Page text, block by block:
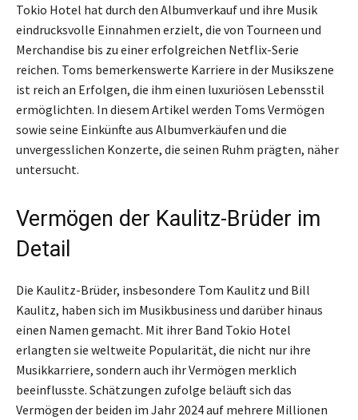
Tokio Hotel hat durch den Albumverkauf und ihre Musik
eindrucksvolle Einnahmen erzielt, die von Tourneen und
Merchandise bis zu einer erfolgreichen Netflix-Serie
reichen. Toms bemerkenswerte Karriere in der Musikszene
ist reich an Erfolgen, die ihm einen luxuriösen Lebensstil
ermöglichten. In diesem Artikel werden Toms Vermögen
sowie seine Einkünfte aus Albumverkäufen und die
unvergesslichen Konzerte, die seinen Ruhm prägten, näher
untersucht.
Vermögen der Kaulitz-Brüder im
Detail
Die Kaulitz-Brüder, insbesondere Tom Kaulitz und Bill
Kaulitz, haben sich im Musikbusiness und darüber hinaus
einen Namen gemacht. Mit ihrer Band Tokio Hotel
erlangten sie weltweite Popularität, die nicht nur ihre
Musikkarriere, sondern auch ihr Vermögen merklich
beeinflusste. Schätzungen zufolge beläuft sich das
Vermögen der beiden im Jahr 2024 auf mehrere Millionen